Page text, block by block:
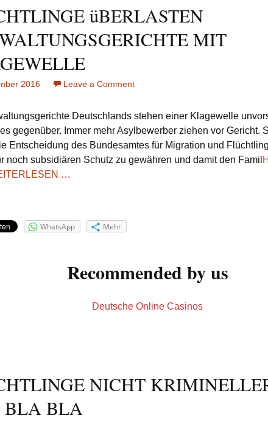
üBERLASTEN
MIT
2016 Leave a Comment
VERWALTUNGSGERICHTE
MIT
KLAGEWELLE
Deutschlands stehen einer Klagewelle
gegenüber. Immer mehr Asylbewerber ziehen vor Gericht.
Entscheidung des Bundesamtes für Migration und
noch subsidiären Schutz zu gewähren und damit den Famil
…
WhatsApp
Mehr
Recommended by us
Deutsche Online Casinos
NICHT
BLA